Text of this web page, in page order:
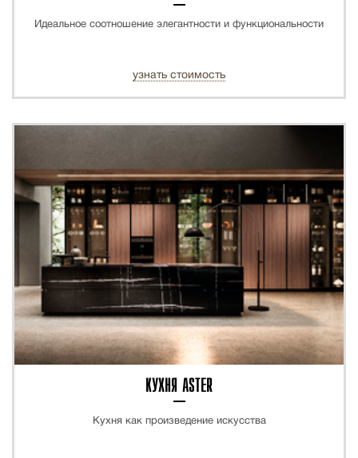
Идеальное соотношение элегантности и функциональности
узнать стоимость
КУХНЯ ASTER
Кухня как произведение искусства